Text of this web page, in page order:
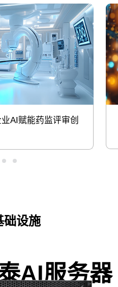
AI赋能药监评审创
础设施
AI服务器